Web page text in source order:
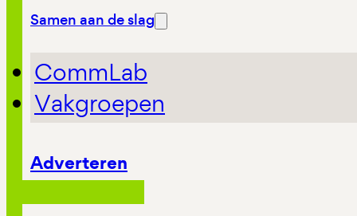
Samen aan de slag
CommLab
Vakgroepen
Adverteren